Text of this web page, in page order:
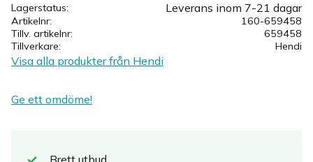
Lagerstatus Leverans inom 7-21 dagar
Artikelnr
160-659458
Tillv. artikelnr
659458
Tillverkare
Hendi
Visa alla produkter från Hendi
Ge ett omdöme!